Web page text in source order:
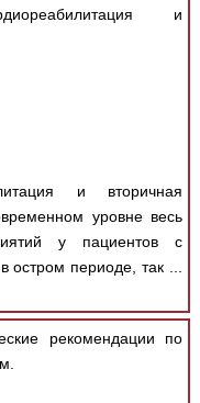
и
и вторичная
уровне весь
у пациентов с
остром периоде, так ...
рекомендации по